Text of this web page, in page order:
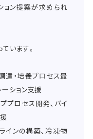
ン提案が求められ
います。
達・培養プロセス最
ション支援
プロセス開発、バイ
インの構築、冷凍物